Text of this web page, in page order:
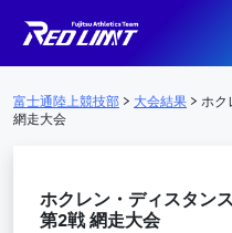
メインナビゲーショ
富士通陸上競技部 > 大会結果 > ホク
網走大会
ホクレン・ディスタン
第2戦 網走大会